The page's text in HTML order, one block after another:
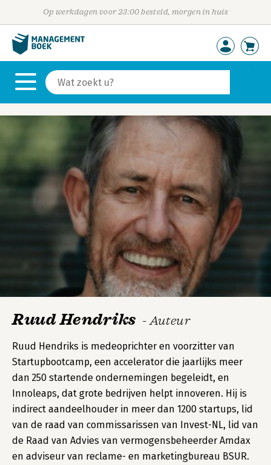
Op werkdagen voor 23:00 besteld, morgen in huis
Ruud Hendriks - Auteur
Ruud Hendriks is medeoprichter en voorzitter van
Startupbootcamp, een accelerator die jaarlijks meer
dan 250 startende ondernemingen begeleidt, en
Innoleaps, dat grote bedrijven helpt innoveren. Hij is
indirect aandeelhouder in meer dan 1200 startups, lid
van de raad van commissarissen van Invest-NL, lid van
de Raad van Advies van vermogensbeheerder Amdax
en adviseur van reclame- en marketingbureau BSUR.